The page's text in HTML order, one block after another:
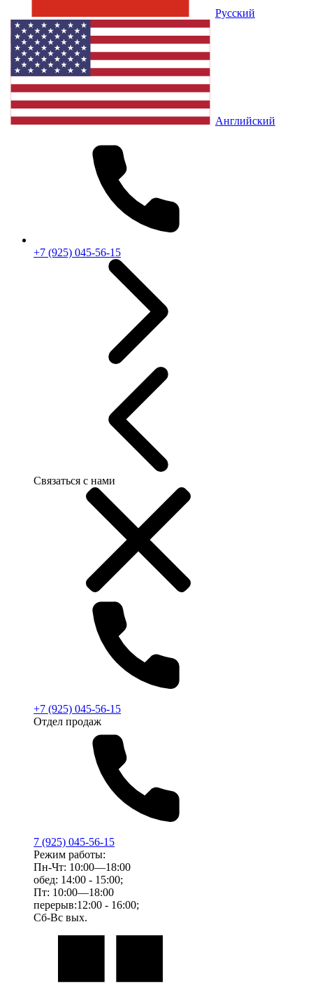
Русский
Английский
+7 (925) 045-56-15
Связаться с нами
+7 (925) 045-56-15
Отдел продаж
7 (925) 045-56-15
Режим работы:
Пн-Чт: 10:00—18:00
обед: 14:00 - 15:00;
Пт: 10:00—18:00
перерыв:12:00 - 16:00;
Сб-Вс вых.